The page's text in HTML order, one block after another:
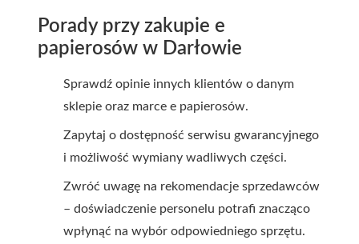
Porady przy zakupie e
papierosów w Darłowie
Sprawdź opinie innych klientów o danym
sklepie oraz marce e papierosów.
Zapytaj o dostępność serwisu gwarancyjnego
i możliwość wymiany wadliwych części.
Zwróć uwagę na rekomendacje sprzedawców
– doświadczenie personelu potrafi znacząco
wpłynąć na wybór odpowiedniego sprzętu.